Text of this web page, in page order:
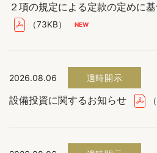
２項の規定による定款の定めに
（73KB）
2026.08.06 適時開示
設備投資に関するお知らせ